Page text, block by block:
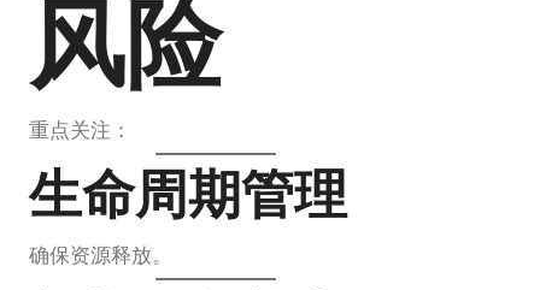
风险
重点关注：
生命周期管理
确保资源释放。